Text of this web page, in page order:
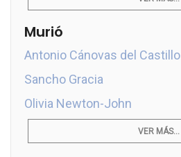
Murió
Antonio Cánovas del Castillo
Sancho Gracia
Olivia Newton-John
VER MÁS...